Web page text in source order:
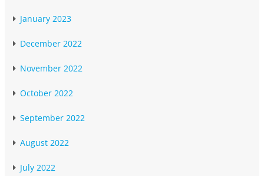
January 2023
December 2022
November 2022
October 2022
September 2022
August 2022
July 2022